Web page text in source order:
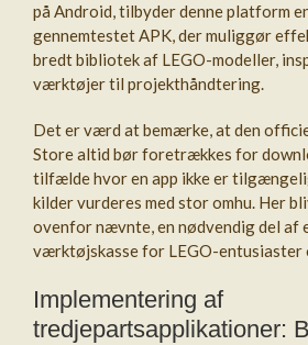
på Android, tilbyder denne platform
gennemtestet APK, der muliggør
bredt bibliotek af LEGO-modeller,
værktøjer til projekthåndtering.
Det er værd at bemærke, at den
Store altid bør foretrækkes for
tilfælde hvor en app ikke er
kilder vurderes med stor omhu. Her
ovenfor nævnte, en nødvendig del af
værktøjskasse for LEGO-entusiaster
Implementering af
tredjepartsapplikationer: